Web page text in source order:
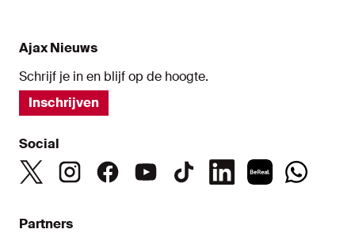
Ajax Nieuws
Schrijf je in en blijf op de hoogte.
Inschrijven
Social
Partners